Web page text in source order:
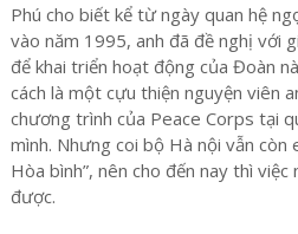
Phú cho biết kể từ ngày quan hệ
vào năm 1995, anh đã đề nghị với
để khai triển hoạt động của Đoàn
cách là một cựu thiện nguyện viên
chương trình của Peace Corps tại
mình. Nhưng coi bộ Hà nội vẫn còn
Hòa bình”, nên cho đến nay thì
được.